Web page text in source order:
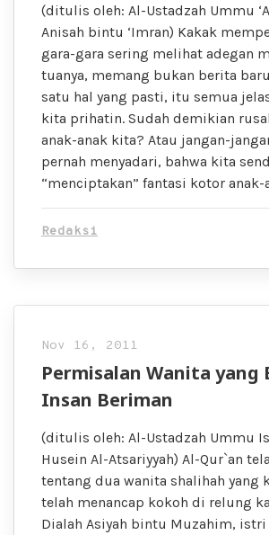
(ditulis oleh: Al-Ustadzah Ummu
Anisah bintu ‘Imran) Kakak
gara-gara sering melihat adegan
tuanya, memang bukan berita
satu hal yang pasti, itu semua
kita prihatin. Sudah demikian
anak-anak kita? Atau jangan-
pernah menyadari, bahwa kita
“menciptakan” fantasi kotor anak-
Redaksi
Nov 16, 2011
Permisalan Wanita yang
Insan Beriman
(ditulis oleh: Al-Ustadzah Ummu
Husein Al-Atsariyyah) Al-Qur`an
tentang dua wanita shalihah yang
telah menancap kokoh di relung
Dialah Asiyah bintu Muzahim, istri